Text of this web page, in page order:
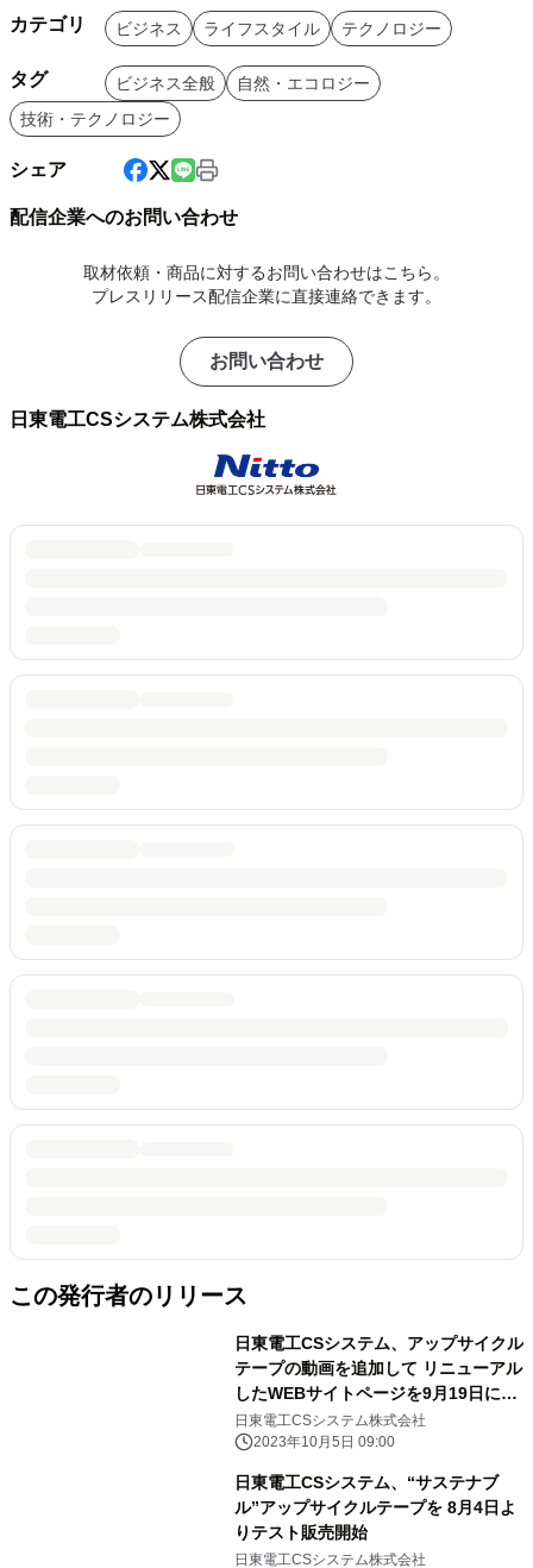
カテゴリ ビジネス ライフスタイル テクノロジー
タグ ビジネス全般
自然・エコロジー
技術・テクノロジー
シェア
配信企業へのお問い合わせ
取材依頼・商品に対するお問い合わせはこちら。
プレスリリース配信企業に直接連絡できます。
お問い合わせ
日東電工CSシステム株式会社
この発行者のリリース
日東電工CSシステム、アップサイクル
テープの動画を追加して リニューアル
したWEBサイトページを9月19日に公
開
日東電工CSシステム株式会社
2023年10月5日 09:00
日東電工CSシステム、“サステナブ
ル”アップサイクルテープを 8月4日よ
りテスト販売開始
日東電工CSシステム株式会社